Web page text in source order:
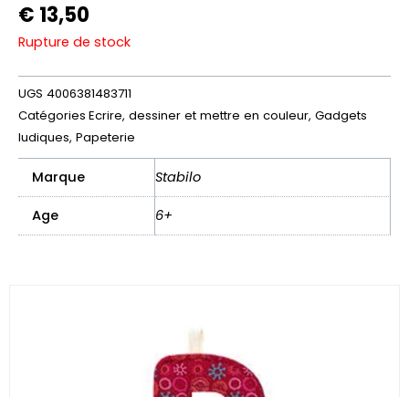
€ 13,50
Rupture de stock
UGS 4006381483711
Catégories Ecrire, dessiner et mettre en couleur, Gadgets
ludiques, Papeterie
Marque Stabilo
Age 6+